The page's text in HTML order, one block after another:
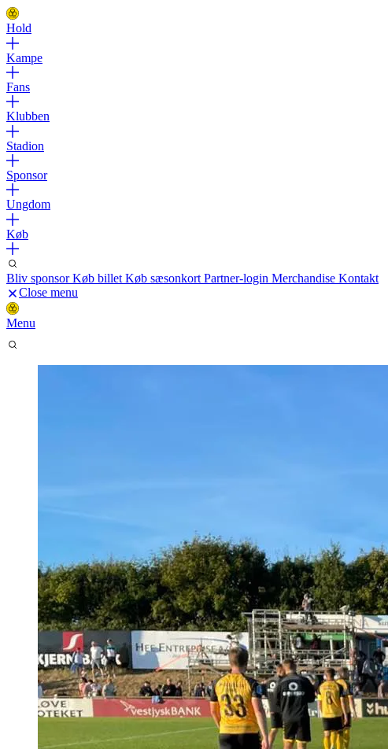
Hold
Kampe
Fans
Klubben
Stadion
Sponsor
Ungdom
Køb
Bliv sponsorKøb billet Køb sæsonkort Partner-login Merchandise Kontakt
Close menu
Menu